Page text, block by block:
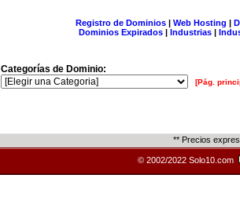
Registro de Dominios| Web Hosting |
Dominios Expirados | Industrias |
Categorías de Dominio:
[Pág.
** Precios
© 2002/2022 Solo10.com